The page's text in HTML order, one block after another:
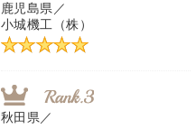
鹿児島県／
小城機工（株）
秋田県／